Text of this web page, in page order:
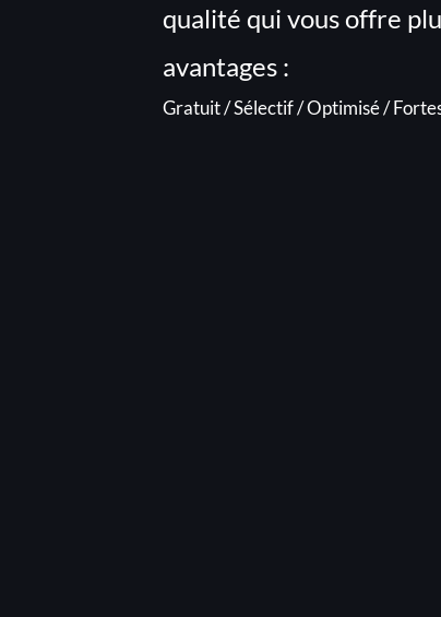
qualité qui vous offre
avantages :
Gratuit / Sélectif / Optimisé /